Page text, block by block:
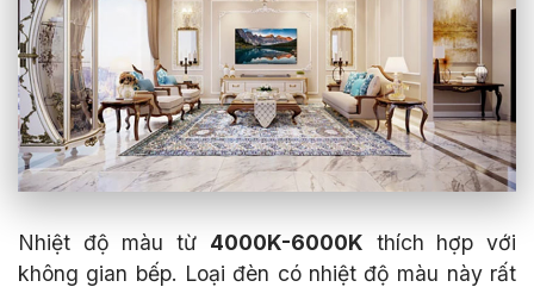
Nhiệt độ màu từ 4000K-6000K thích hợp với
không gian bếp. Loại đèn có nhiệt độ màu này rất